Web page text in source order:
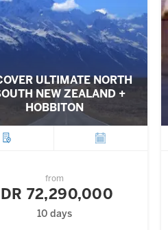
ULTIMATE NORTH
NEW ZEALAND +
HOBBITON
from
IDR 72,290,000
10 days